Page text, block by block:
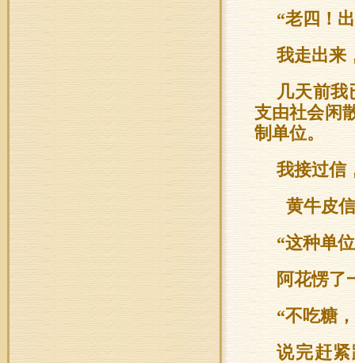
“老四！
我走出来
几天前我
支由社会闲
制单位。
我接过信
黄牛皮
“这种单
阿花愣了
“不吃糖
说完赶